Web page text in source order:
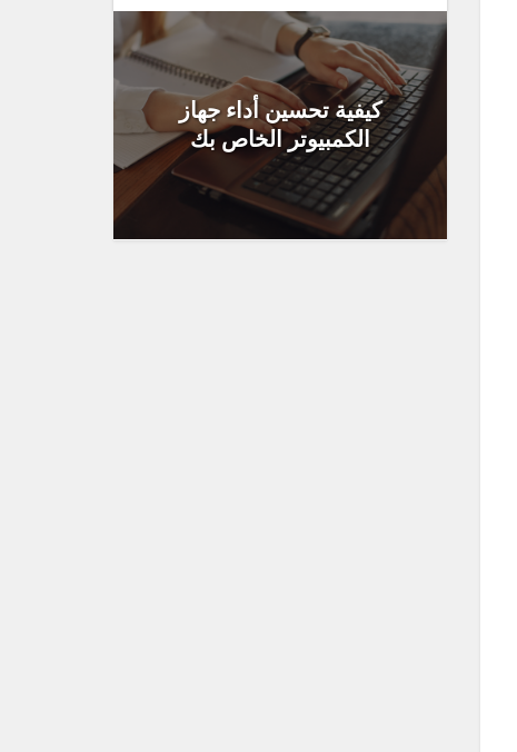
كيفية تحسين أداء جهاز
الكمبيوتر الخاص بك